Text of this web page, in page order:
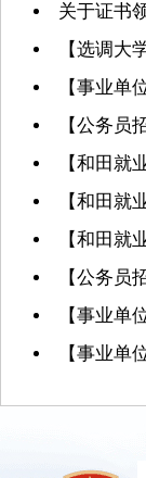
关于证书
【选调大
【事业单
【公务
【和田就
【和田
【和田就
【公务员
【事业单
【事业单